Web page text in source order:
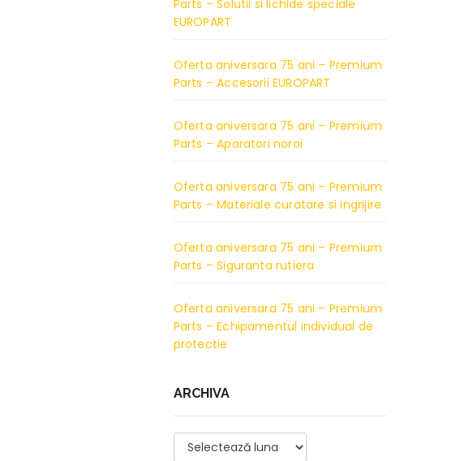
Parts – Solutii si lichide speciale
EUROPART
Oferta aniversara 75 ani – Premium
Parts – Accesorii EUROPART
Oferta aniversara 75 ani – Premium
Parts – Aparatori noroi
Oferta aniversara 75 ani – Premium
Parts – Materiale curatare si ingrijire
Oferta aniversara 75 ani – Premium
Parts – Siguranta rutiera
Oferta aniversara 75 ani – Premium
Parts – Echipamentul individual de
protectie
ARCHIVA
Archiva